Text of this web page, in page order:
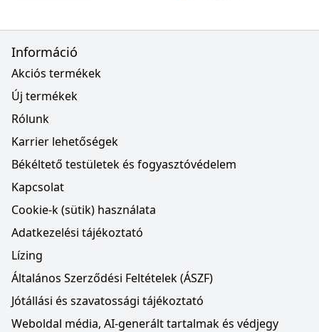
Információ
Akciós termékek
Új termékek
Rólunk
Karrier lehetőségek
Békéltető testületek és fogyasztóvédelem
Kapcsolat
Cookie-k (sütik) használata
Adatkezelési tájékoztató
Lízing
Általános Szerződési Feltételek (ÁSZF)
Jótállási és szavatossági tájékoztató
Weboldal média, AI-generált tartalmak és védjegy